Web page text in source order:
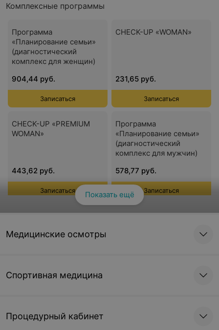
Комплексные программы
Программа
«Планирование семьи»
(диагностический
комплекс для женщин)
904,44 руб.
Записаться
CHECK-UP «WOMAN»
231,65 руб.
Записаться
CHECK-UP «PREMIUM
WOMAN»
443,62 руб.
Записаться
Программа
«Планирование семьи»
(диагностический
комплекс для мужчин)
578,77 руб.
Записаться
Программа «Мужское
Записаться
Программа «Подготовка
обследование перед
Смотреть все
Показать ещё
Медицинские осмотры
Спортивная медицина
Процедурный кабинет